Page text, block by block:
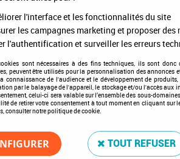
>Intérieurs d'albums >Texte Luxe
Texte
Soyez
l'interface et les fonctionnalités du site
les campagnes marketing et proposer
l'authentification et surveiller les erreurs
sont nécessaires à des fins techniques, ils sont donc
peuvent être utilisés pour la personnalisation des annonces
connaissance de l'audience et le développement de
par le balayage de l'appareil, le stockage et/ou l'accès aux
celui-ci sera valable sur l’ensemble des sous-
de retirer votre consentement à tout moment en cliquant sur
consulter notre politique de cookie.
TOUT REFUSER